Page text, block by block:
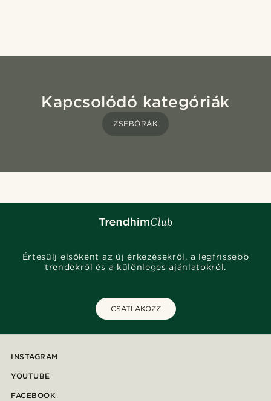
Kapcsolódó kategóriák
ZSEBÓRÁK
Értesülj elsőként az új érkezésekről, a legfrissebb
trendekről és a különleges ajánlatokról.
CSATLAKOZZ
INSTAGRAM
YOUTUBE
FACEBOOK